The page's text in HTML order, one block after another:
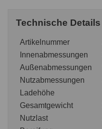
Technische Details
Artikelnummer
Innenabmessungen
Außenabmessungen
Nutzabmessungen
Ladehöhe
Gesamtgewicht
Nutzlast